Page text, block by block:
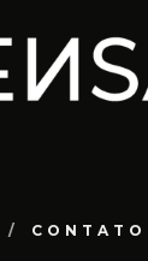
CONTATO